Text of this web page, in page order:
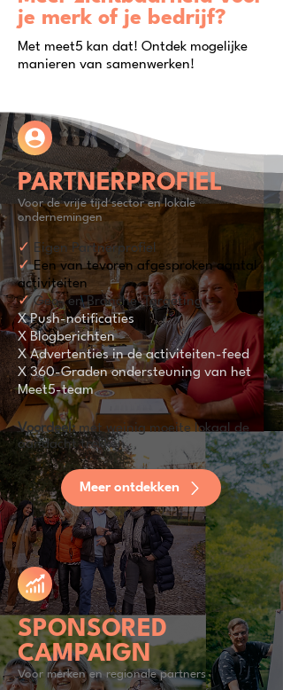
je merk of je bedrijf?
Met meet5 kan dat! Ontdek mogelijke
manieren van samenwerken!
PARTNERPROFIEL
Voor de vrije tijd sector en lokale
ondernemingen
✓ Eigen Partnerprofiel
✓Een van tevoren afgesproken aantal
activiteiten
✓Geo- en Branche-Targeting
X Push-notificaties
X Blogberichten
X Advertenties in de activiteiten-feed
X 360-Graden ondersteuning van het
Meet5-team
Voordeel:met weinig moeite lokaal de
aandacht trekken.
Meer ontdekken
SPONSORED
CAMPAIGN
Voor merken en regionale partners